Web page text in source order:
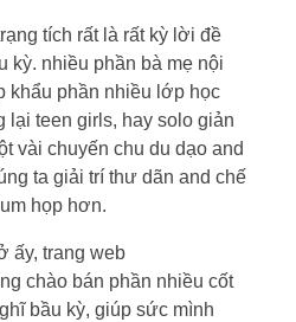
tích rất là rất kỳ lời đề
kỳ. nhiều phần bà mẹ nội
khẩu phần nhiều lớp học
lại teen girls, hay solo giản
vài chuyến chu du dạo and
ta giải trí thư dãn and chế
họp hơn.
ấy, trang web
chào bán phần nhiều cốt
bầu kỳ, giúp sức mình